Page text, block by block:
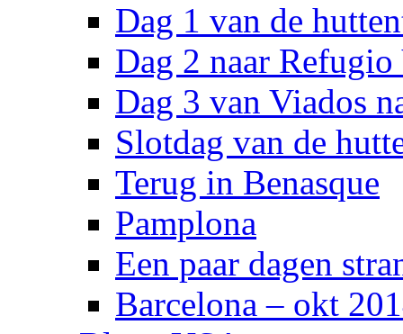
Dag 1 van de
Dag 2 naar Refugio
Dag 3 van Viados
Slotdag van de
Terug in Benasque
Pamplona
Een paar dagen
Barcelona – okt